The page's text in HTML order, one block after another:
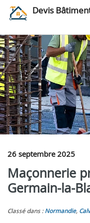
Devis
26 septembre 2025
Maçonnerie
Germain-la-
Classé dans : Normandie,